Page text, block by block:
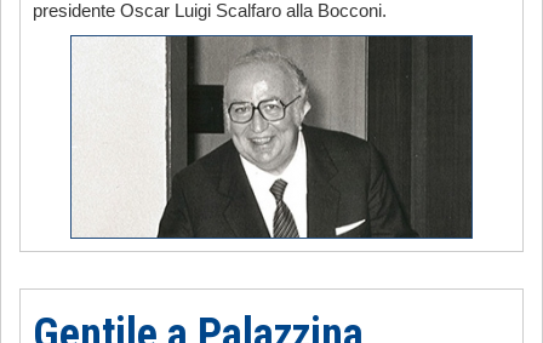
presidente Oscar Luigi Scalfaro alla Bocconi.